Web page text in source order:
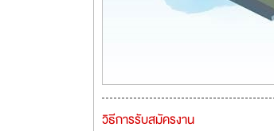
วิธีการรับสมัครงาน